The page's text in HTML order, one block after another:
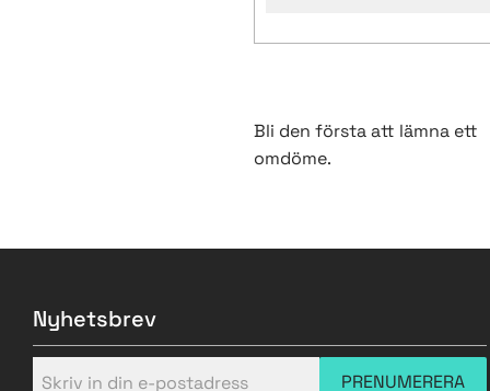
Bli den första att lämna ett
omdöme.
Nyhetsbrev
PRENUMERERA